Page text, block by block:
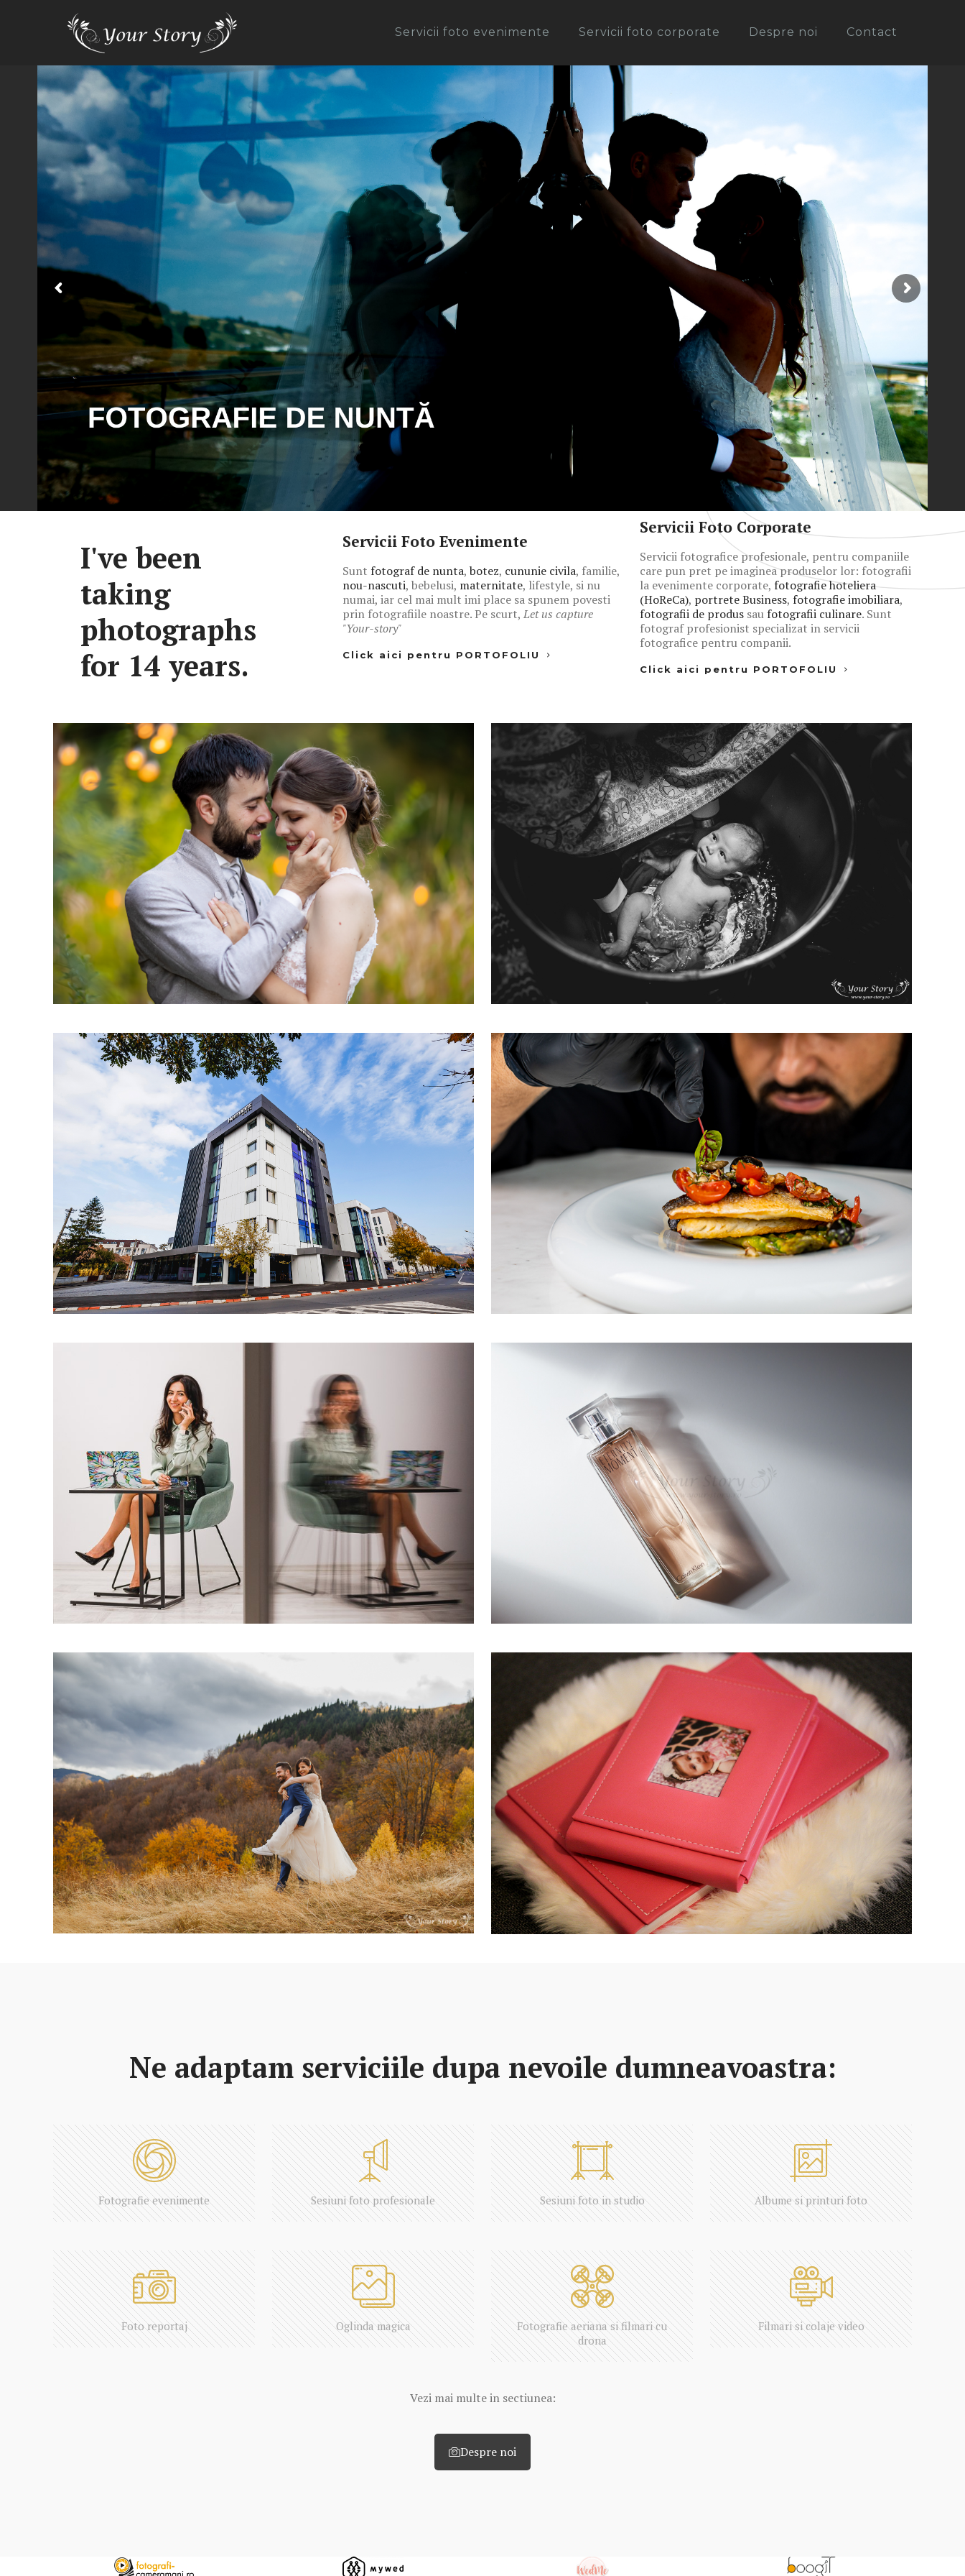
Servicii foto evenimente Servicii foto corporate Despre noi Contact
I've been
taking
photographs
for 14 years.
Servicii Foto Evenimente
Sunt fotograf de nunta, botez, cununie civila, familie,
nou-nascuti, bebelusi, maternitate, lifestyle, si nu
numai, iar cel mai mult imi place sa spunem povesti
prin fotografiile noastre. Pe scurt, Let us capture
"Your-story"
Click aici pentru PORTOFOLIU
Servicii Foto Corporate
Servicii fotografice profesionale, pentru companiile
care pun pret pe imaginea produselor lor: fotografii
la evenimente corporate, fotografie hoteliera
(HoReCa), portrete Business, fotografie imobiliara,
fotografii de produs sau fotografii culinare. Sunt
fotograf profesionist specializat in servicii
fotografice pentru companii.
Click aici pentru PORTOFOLIU
Fotograf nunta
Vezi portofoliul!
Fotograf botez
Click aici pentru mai multe fotografii!
Fotografie hoteluri si pensiuni
Promovare HoReCa
Fotografie culinara
Food & drink / HoReCa
Portrete Business
Fotografii cu echipa şi portrete corporate
Fotografie de produs
In studio sau la sediul dvs.
Sesiuni foto Trash the dress
Dani & Kitty
Albume si printuri foto
Albume personalizate si print-uri pe diverse
Ne adaptam serviciile dupa nevoile dumneavoastra:
Fotografie evenimente Sesiuni foto profesionale Sesiuni foto in studio Albume si printuri foto
Foto reportaj Oglinda magica
Fotografie aeriana si filmari cu
drona
Filmari si colaje video
Vezi mai multe in sectiunea:
Despre noi